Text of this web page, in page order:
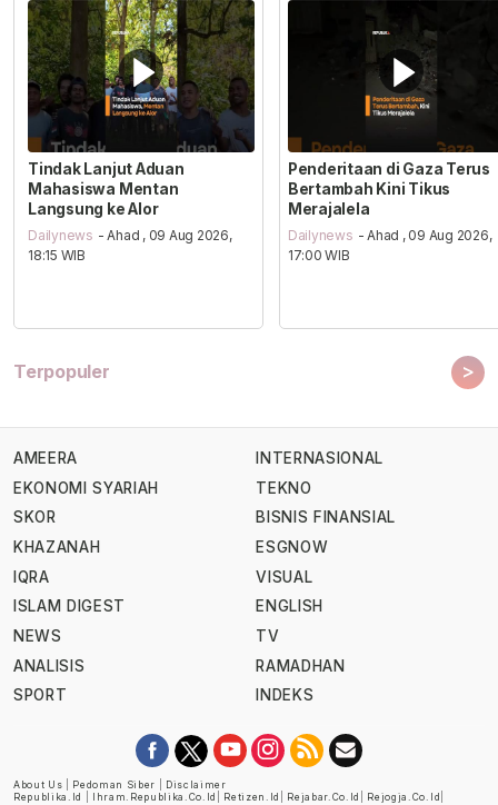
Tindak Lanjut Aduan
Mahasiswa Mentan
Langsung ke Alor
Dailynews - Ahad , 09 Aug 2026,
18:15 WIB
Penderitaan di Gaza Terus
Bertambah Kini Tikus
Merajalela
Dailynews - Ahad , 09 Aug 2026,
17:00 WIB
Terpopuler >
AMEERA
EKONOMI SYARIAH
SKOR
KHAZANAH
IQRA
ISLAM DIGEST
NEWS
ANALISIS
SPORT
INTERNASIONAL
TEKNO
BISNIS FINANSIAL
ESGNOW
VISUAL
ENGLISH
TV
RAMADHAN
INDEKS
About Us Pedoman Siber
Disclaimer
Republika.id
Ihram.republika.co.id Retizen.id Rejabar.co.id Rejogja.co.id